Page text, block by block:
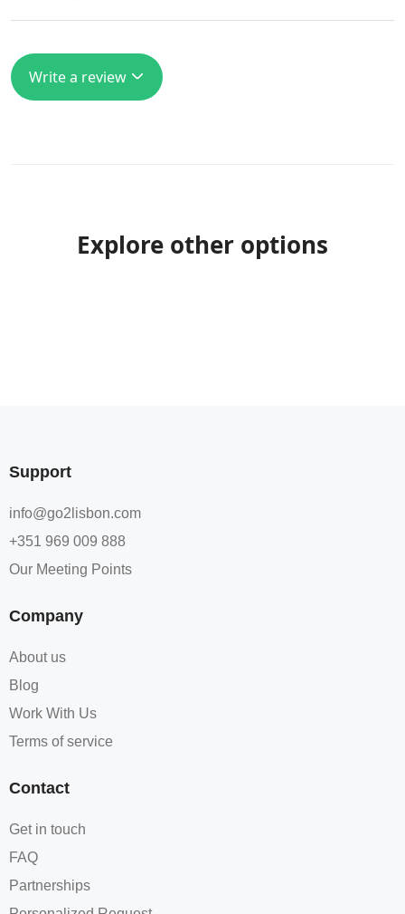
Write a review
Explore other options
Support
info@go2lisbon.com
+351 969 009 888
Our Meeting Points
Company
About us
Blog
Work With Us
Terms of service​
Contact
Get in touch
FAQ
Partnerships